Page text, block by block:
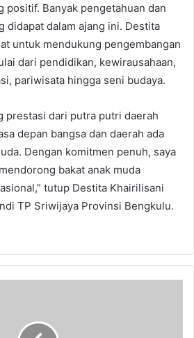
positif. Banyak pengetahuan dan
didapat dalam ajang ini. Destita
untuk mendukung pengembangan
dari pendidikan, kewirausahaan,
pariwisata hingga seni budaya.
prestasi dari putra putri daerah
depan bangsa dan daerah ada
Dengan komitmen penuh, saya
bakat anak muda
tutup Destita Khairilisani
TP Sriwijaya Provinsi Bengkulu.